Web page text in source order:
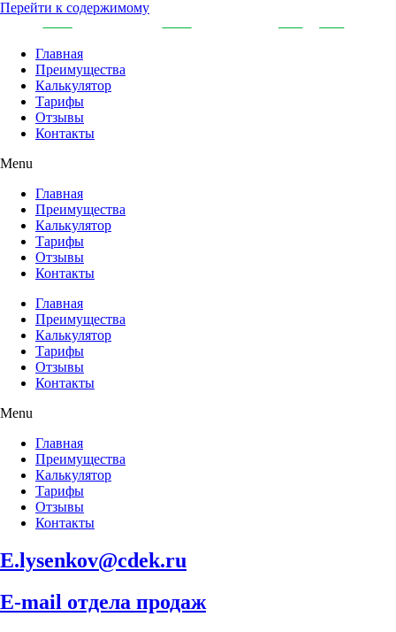
Перейти к содержимому
Главная
Преимущества
Калькулятор
Тарифы
Отзывы
Контакты
Menu
Главная
Преимущества
Калькулятор
Тарифы
Отзывы
Контакты
Главная
Преимущества
Калькулятор
Тарифы
Отзывы
Контакты
Menu
Главная
Преимущества
Калькулятор
Тарифы
Отзывы
Контакты
E.lysenkov@cdek.ru
E-mail отдела продаж